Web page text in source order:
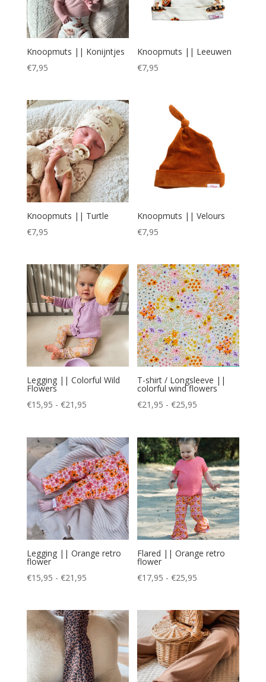
Knoopmuts || Konijntjes
€7,95
Knoopmuts || Leeuwen
€7,95
Knoopmuts || Turtle
€7,95
Knoopmuts || Velours
€7,95
Legging || Colorful Wild
Flowers
€15,95 - €21,95Prijsklasse:
tot
€21,95
T-shirt / Longsleeve ||
colorful wind flowers
€21,95 - €25,95
tot
€25,95
Legging || Orange retro
flower
€15,95 - €21,95Prijsklasse:
tot
€21,95
Flared || Orange retro
flower
€17,95 - €25,95
tot
€25,95